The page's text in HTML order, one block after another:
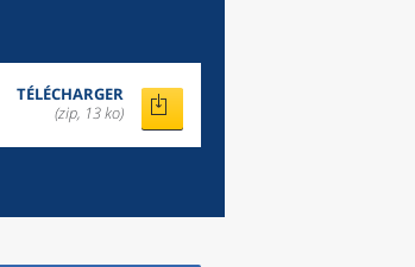
TÉLÉCHARGER
(zip, 13 ko)